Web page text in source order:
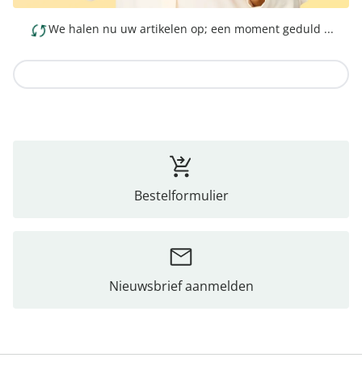
We halen nu uw artikelen op; een moment geduld ...
Bestelformulier
Nieuwsbrief aanmelden